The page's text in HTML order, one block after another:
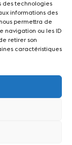
des technologies
informations des
permettra de
navigation ou les ID
retirer son
caractéristiques
du Rawil 47 -
- Paris